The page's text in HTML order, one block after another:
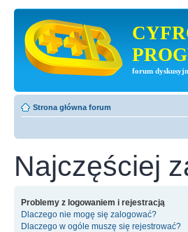
forum
Strona główna forum
Najczęściej
Problemy z logowaniem i rejestracją
Dlaczego nie mogę się zalogować?
Dlaczego w ogóle muszę się rejestrować?